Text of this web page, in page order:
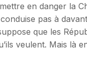
en danger la
pas à
que les
veulent. Mais